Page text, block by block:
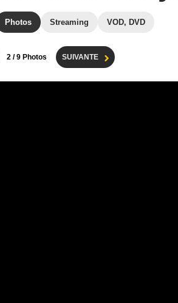
Photos Streaming VOD, DVD
2 / 9 Photos SUIVANTE